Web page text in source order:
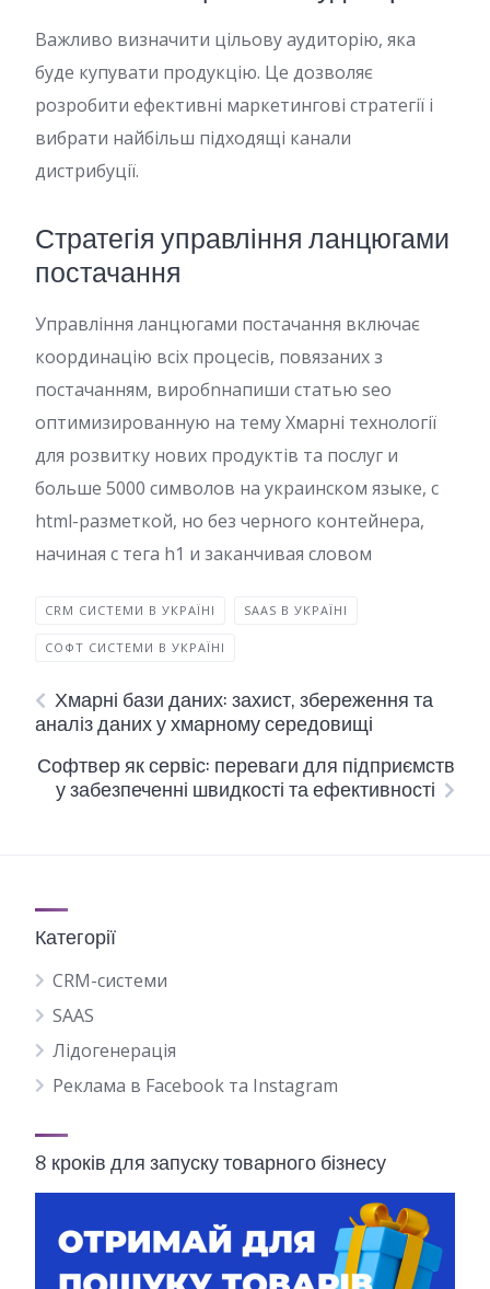
Важливо визначити цільову аудиторію, яка
буде купувати продукцію. Це дозволяє
розробити ефективні маркетингові стратегії і
вибрати найбільш підходящі канали
дистрибуції.
Стратегія управління ланцюгами
постачання
Управління ланцюгами постачання включає
координацію всіх процесів, повязаних з
постачанням, виробnнапиши статью seo
оптимизированную на тему Хмарні технології
для розвитку нових продуктів та послуг и
больше 5000 символов на украинском языке, с
html-разметкой, но без черного контейнера,
начиная с тега h1 и заканчивая словом
CRM СИСТЕМИ В УКРАЇНІ SAAS В УКРАЇНІ
СОФТ СИСТЕМИ В УКРАЇНІ
Хмарні бази даних: захист, збереження та
аналіз даних у хмарному середовищі
Софтвер як сервіс: переваги для підприємств
у забезпеченні швидкості та ефективності
Категорії
CRM-системи
SAAS
Лідогенерація
Реклама в Facebook та Instagram
8 кроків для запуску товарного бізнесу